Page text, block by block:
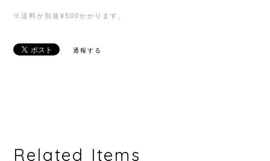
※送料が別途¥500かかります。
通報する
Related Items